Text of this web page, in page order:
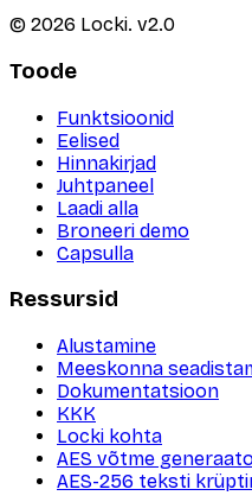
© 2026 Locki. v2.0
Toode
Funktsioonid
Eelised
Hinnakirjad
Juhtpaneel
Laadi alla
Broneeri demo
Capsulla
Ressursid
Alustamine
Meeskonna
Dokumentatsioon
KKK
Locki kohta
AES võtme
AES-256 teksti